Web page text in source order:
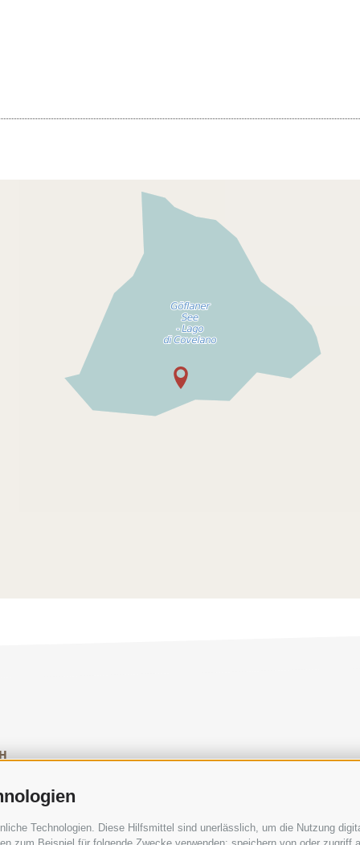
Technologien. Diese Hilfsmittel sind unerlässlich, um die Nutzung